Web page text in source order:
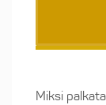
Miksi